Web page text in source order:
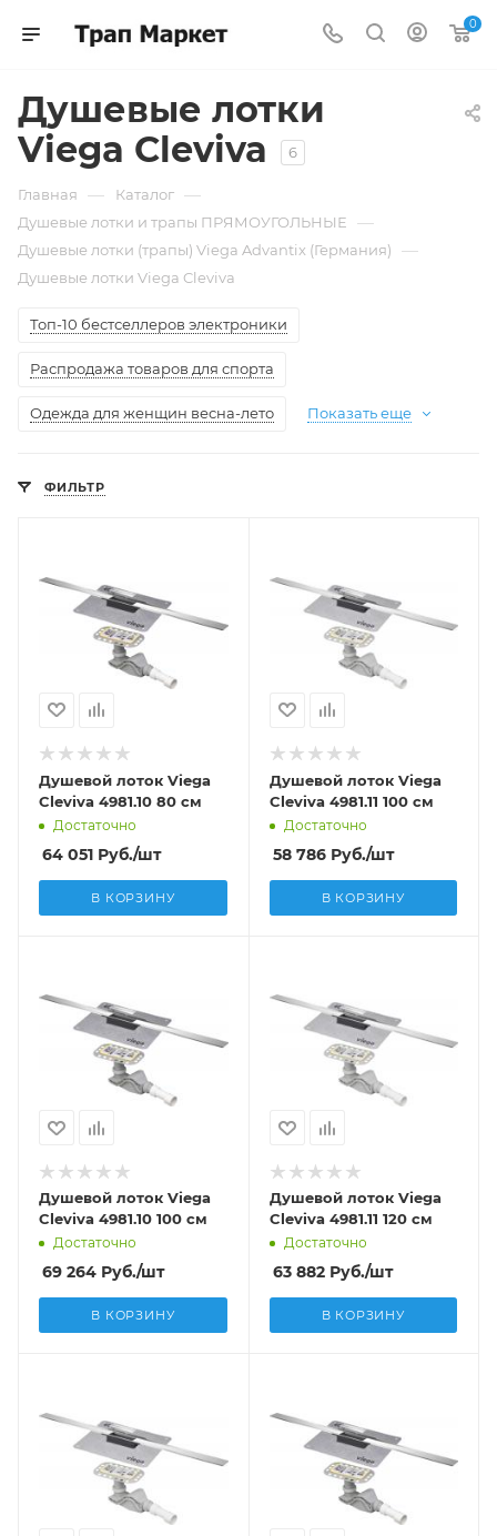
0
Душевые лотки
Viega Cleviva
6
Главная — Каталог —
Душевые лотки и трапы ПРЯМОУГОЛЬНЫЕ —
Душевые лотки (трапы) Viega Advantix (Германия) —
Душевые лотки Viega Cleviva
Топ-10 бестселлеров электроники
Распродажа товаров для спорта
Одежда для женщин весна-лето Показать еще
ФИЛЬТР
Душевой лоток Viega
Cleviva 4981.10 80 см
Достаточно
64 051 Руб./шт
В КОРЗИНУ
Душевой лоток Viega
Cleviva 4981.11 100 см
Достаточно
58 786Руб./шт
В КОРЗИНУ
Душевой лоток Viega
Cleviva 4981.10 100 см
Достаточно
69 264 Руб./шт
В КОРЗИНУ
Душевой лоток Viega
Cleviva 4981.11 120 см
Достаточно
63 882Руб./шт
В КОРЗИНУ